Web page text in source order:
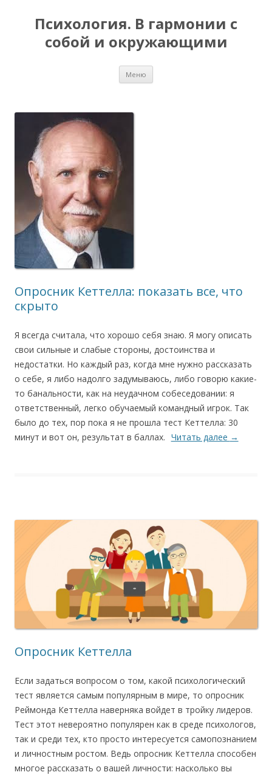
Психология. В гармонии с
собой и окружающими
Меню
Опросник Кеттелла: показать все, что
скрыто
Я всегда считала, что хорошо себя знаю. Я могу описать
свои сильные и слабые стороны, достоинства и
недостатки. Но каждый раз, когда мне нужно рассказать
о себе, я либо надолго задумываюсь, либо говорю какие-
то банальности, как на неудачном собеседовании: я
ответственный, легко обучаемый командный игрок. Так
было до тех, пор пока я не прошла тест Кеттелла: 30
минут и вот он, результат в баллах. Читать далее →
Опросник Кеттелла
Если задаться вопросом о том, какой психологический
тест является самым популярным в мире, то опросник
Реймонда Кеттелла наверняка войдет в тройку лидеров.
Тест этот невероятно популярен как в среде психологов,
так и среди тех, кто просто интересуется самопознанием
и личностным ростом. Ведь опросник Кеттелла способен
многое рассказать о вашей личности: насколько вы